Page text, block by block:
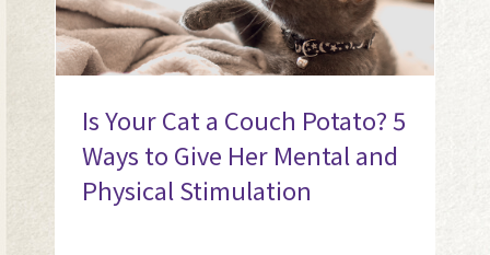
Is Your Cat a Couch Potato? 5
Ways to Give Her Mental and
Physical Stimulation